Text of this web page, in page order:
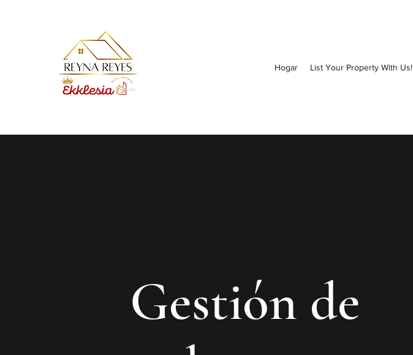
Hogar List Your Property With Us!
Gestión de